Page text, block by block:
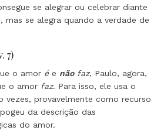
se alegrar ou celebrar diante
mas se alegra quando a verdade de
7)
o amor ée nãofaz, Paulo, agora,
o amor faz. Para isso, ele usa o
vezes, provavelmente como recurso
da descrição das
do amor.